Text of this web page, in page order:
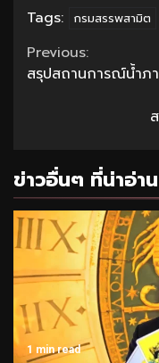
Tags: กรมสรรพสามิต
Continue
Reading
Previous:
สรุปสถานการณ์น้ำภ
ข่าวอื่นๆ ที่น่าอ่าน
1 min read